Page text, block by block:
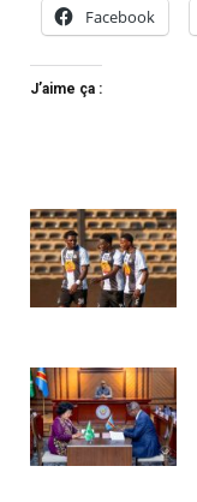
Facebook
J’aime ça :